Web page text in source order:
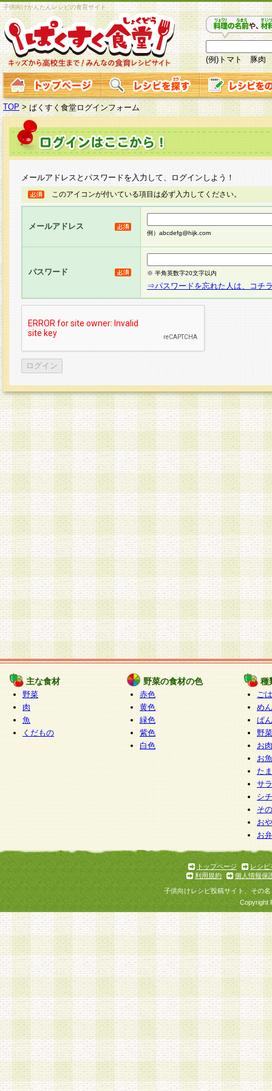
子供向けかんたんレシピの食育サイト
(例)トマト 豚肉
TOP > ぱくすく食堂ログインフォーム
メールアドレスとパスワードを入力して、ログインしよう！
このアイコンが付いている項目は必ず入力してください。
メールアドレス
例）abcdefg@hijk.com
パスワード ※ 半角英数字20文字以内
⇒パスワードを忘れた人は、コチ
主な食材
野菜
肉
魚
くだもの
野菜の食材の色
赤色
黄色
緑色
紫色
白色
種
ご
めん
ぱん
野
お
お
た
サ
シ
そ
お
お
トップページ
レシピ
利用規約
個人情報保
子供向けレシピ投稿サイト、その
Copyright